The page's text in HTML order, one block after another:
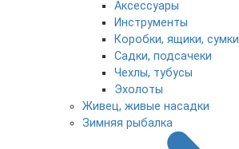
Аксессуары
Инструменты
Коробки, ящики, сумки
Садки, подсачеки
Чехлы, тубусы
Эхолоты
Живец, живые насадки
Зимняя рыбалка